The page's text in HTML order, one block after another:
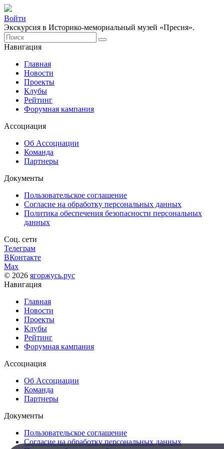
Войти
Экскурсия в Историко-мемориальный музей «Пресня».
Навигация
Главная
Новости
Проекты
Клубы
Рейтинг
Форумная кампания
Ассоциация
Об Ассоциации
Команда
Партнеры
Документы
Пользовательское соглашение
Согласие на обработку персональных данных
Политика обеспечения безопасности персональных
данных
Соц. сети
Телеграм
ВКонтакте
Max
© 2026 ягоржусь.рус
Навигация
Главная
Новости
Проекты
Клубы
Рейтинг
Форумная кампания
Ассоциация
Об Ассоциации
Команда
Партнеры
Документы
Пользовательское соглашение
Согласие на обработку персональных данных